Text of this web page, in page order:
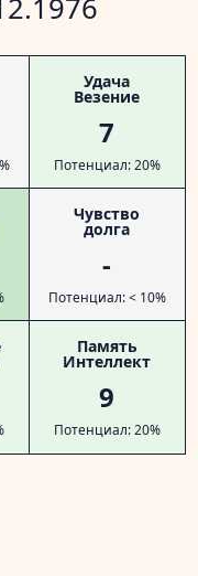
Удача
Везение
7
Потенциал: 20%
Чувство
долга
-
Потенциал: < 10%
Память
Интеллект
9
Потенциал: 20%